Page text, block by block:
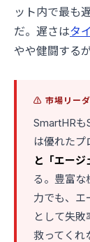
ット内で最も
だ。遅さはタ
やや健闘する
⚠️ 市場リー
SmartHR
は優れたプ
と「エー
る。豊富な
力でも、エ
として失
救ってくれ